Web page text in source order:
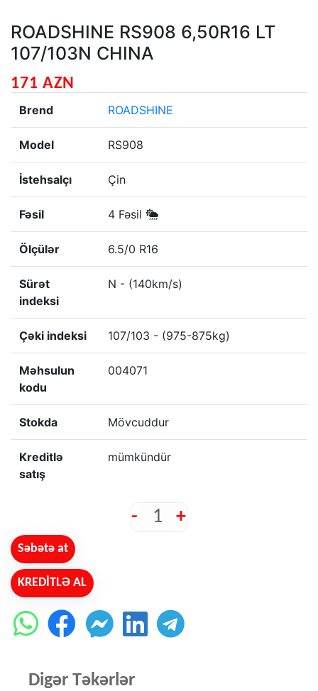
ROADSHINE RS908 6,50R16 LT
107/103N CHINA
171 AZN
Brend ROADSHINE
Model RS908
İstehsalçı Çin
Fəsil 4 Fəsil
Ölçülər 6.5/0 R16
Sürət
indeksi
N - (140km/s)
Çəki indeksi 107/103 - (975-875kg)
Məhsulun
kodu
004071
Stokda Mövcuddur
Kreditlə
satış
mümkündür
- +
Səbətə at
KREDİTLƏ AL
Digər Təkərlər